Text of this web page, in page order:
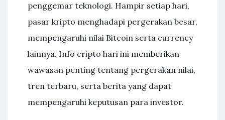
penggemar teknologi. Hampir setiap hari,
pasar kripto menghadapi pergerakan besar,
mempengaruhi nilai Bitcoin serta currency
lainnya. Info cripto hari ini memberikan
wawasan penting tentang pergerakan nilai,
tren terbaru, serta berita yang dapat
mempengaruhi keputusan para investor.